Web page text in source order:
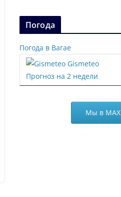
Погода
Погода в Вагае
Gismeteo
Прогноз на 2 недели
Мы в МАХ